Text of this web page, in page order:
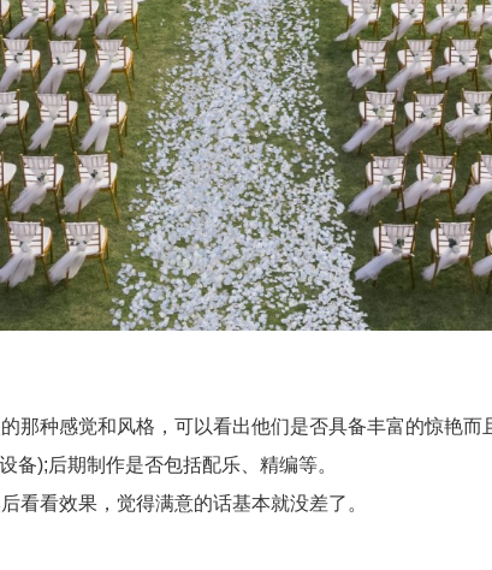
种感觉和风格，可以看出他们是否具备丰富的惊艳而
备);后期制作是否包括配乐、精编等。
看效果，觉得满意的话基本就没差了。